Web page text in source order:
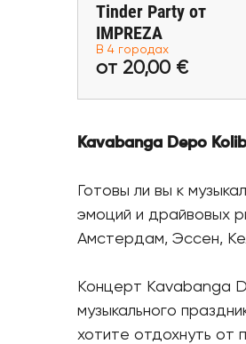
от 20,00 €
Купить билеты
Tinder Party от
IMPREZA
В 4 городах
от 20,00 €
Kavabanga Depo
Готовы ли вы к
эмоций и драйвовых
Амстердам, Эссен,
Концерт Kavabanga
музыкального
хотите отдохнуть от